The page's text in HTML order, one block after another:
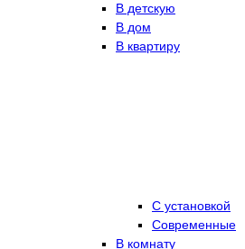
В детскую
В дом
В квартиру
С установкой
Современные
В комнату